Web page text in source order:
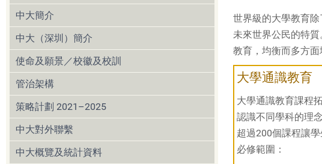
中大簡介
中大（深圳）簡介
使命及願景／校徽及校訓
管治架構
策略計劃 2021–2025
中大對外聯繫
中大概覽及統計資料
世界級的大學教育
未來世界公民的特
教育，均衡而多方面
大學通識教育
大學通識教育課程
認識不同學科的理
超過200個課程讓
必修範圍：